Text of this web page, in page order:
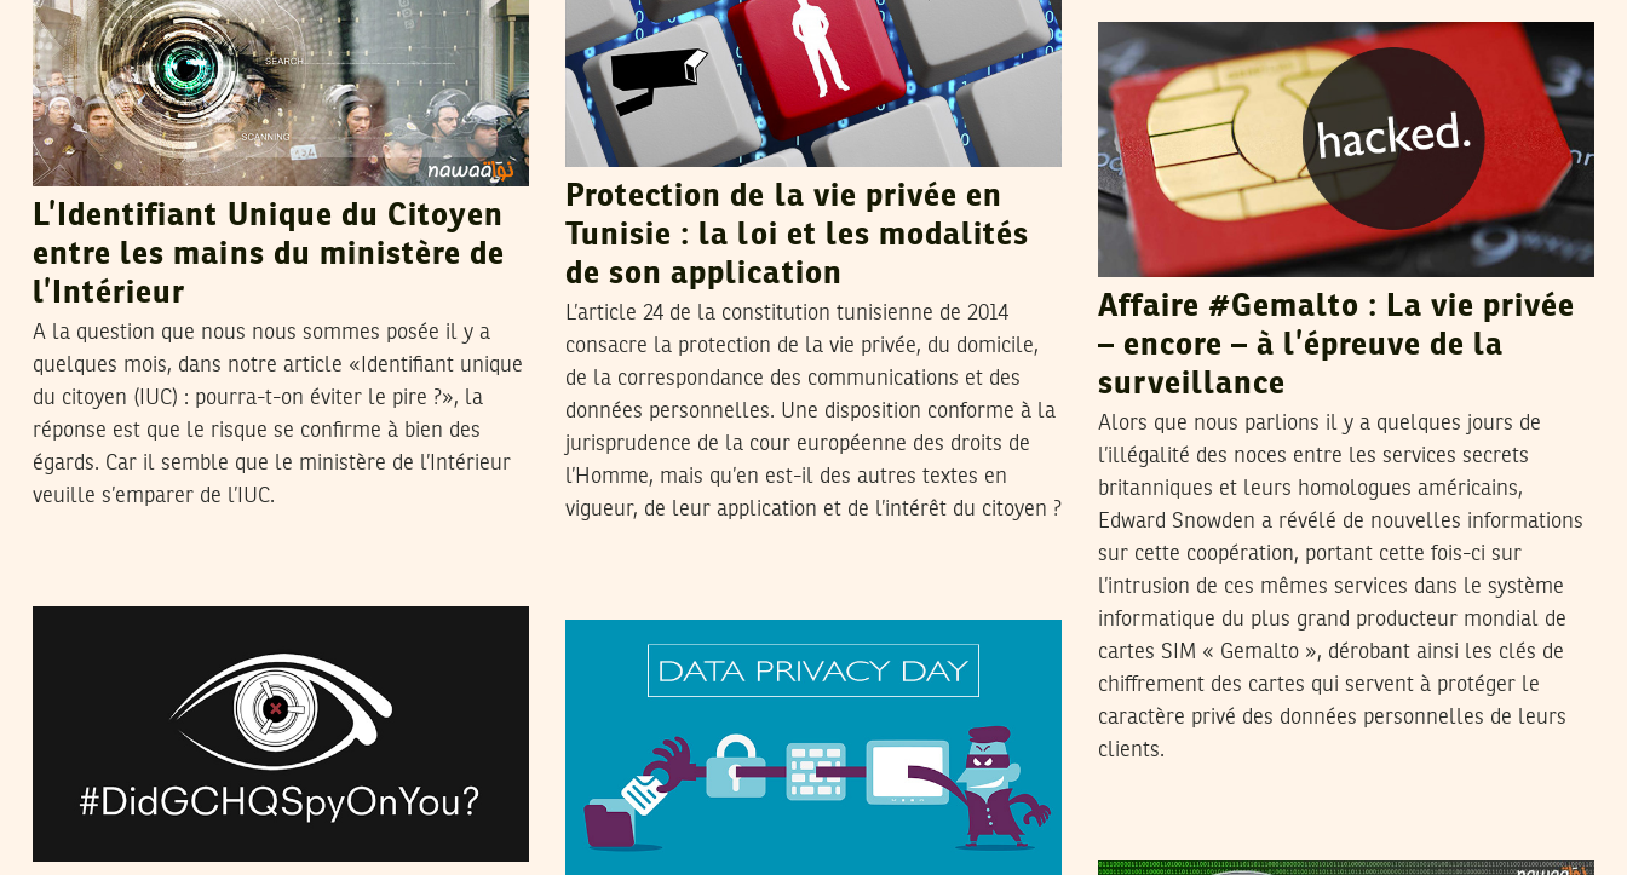
Protection de la vie privée en
Tunisie : la loi et les modalités
de son application
L’article 24 de la constitution tunisienne de 2014
consacre la protection de la vie privée, du domicile,
de la correspondance des communications et des
données personnelles. Une disposition conforme à la
jurisprudence de la cour européenne des droits de
l’Homme, mais qu’en est-il des autres textes en
vigueur, de leur application et de l’intérêt du citoyen ?
L’Identifiant Unique du Citoyen
entre les mains du ministère de
l’Intérieur
A la question que nous nous sommes posée il y a
quelques mois, dans notre article «Identifiant unique
du citoyen (IUC) : pourra-t-on éviter le pire ?», la
réponse est que le risque se confirme à bien des
égards. Car il semble que le ministère de l’Intérieur
veuille s’emparer de l’IUC.
Affaire #Gemalto : La vie privée
– encore – à l’épreuve de la
surveillance
Alors que nous parlions il y a quelques jours de
l’illégalité des noces entre les services secrets
britanniques et leurs homologues américains,
Edward Snowden a révélé de nouvelles informations
sur cette coopération, portant cette fois-ci sur
l’intrusion de ces mêmes services dans le système
informatique du plus grand producteur mondial de
cartes SIM « Gemalto », dérobant ainsi les clés de
chiffrement des cartes qui servent à protéger le
caractère privé des données personnelles de leurs
clients.